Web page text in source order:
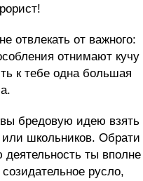
не отвлекать от важного:
отнимают кучу
к тебе одна большая
бредовую идею взять
или школьников. Обрати
ты вполне
русло,